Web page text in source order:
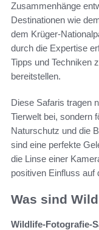
Zusammenhänge
Destinationen wie
dem Krüger-
durch die Expertise
Tipps und Techniken
bereitstellen.
Diese Safaris tragen
Tierwelt bei, sondern
Naturschutz und die
sind eine perfekte
die Linse einer
positiven Einfluss auf
Was sind
Wildlife-Fotografie-